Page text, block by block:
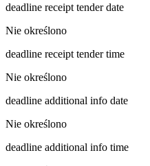
deadline receipt tender date
Nie określono
deadline receipt tender time
Nie określono
deadline additional info date
Nie określono
deadline additional info time